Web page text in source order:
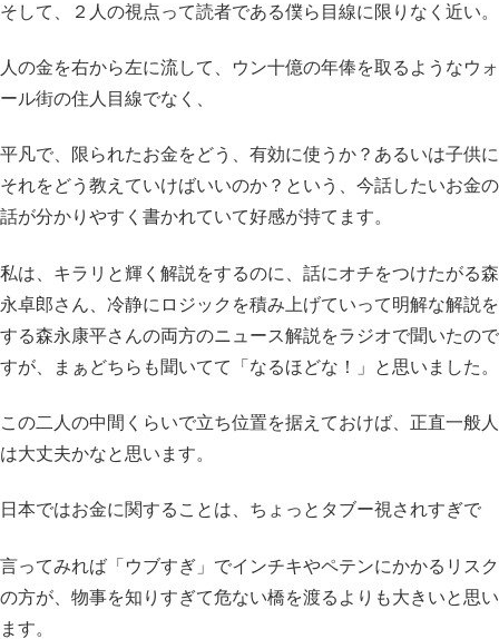
そして、２人の視点って読者である僕ら目線に限りなく近い。
人の金を右から左に流して、ウン十億の年俸を取るようなウォ
ール街の住人目線でなく、
平凡で、限られたお金をどう、有効に使うか？あるいは子供に
それをどう教えていけばいいのか？という、今話したいお金の
話が分かりやすく書かれていて好感が持てます。
私は、キラリと輝く解説をするのに、話にオチをつけたがる森
永卓郎さん、冷静にロジックを積み上げていって明解な解説を
する森永康平さんの両方のニュース解説をラジオで聞いたので
すが、まぁどちらも聞いてて「なるほどな！」と思いました。
この二人の中間くらいで立ち位置を据えておけば、正直一般人
は大丈夫かなと思います。
日本ではお金に関することは、ちょっとタブー視されすぎで
言ってみれば「ウブすぎ」でインチキやペテンにかかるリスク
の方が、物事を知りすぎて危ない橋を渡るよりも大きいと思い
ます。